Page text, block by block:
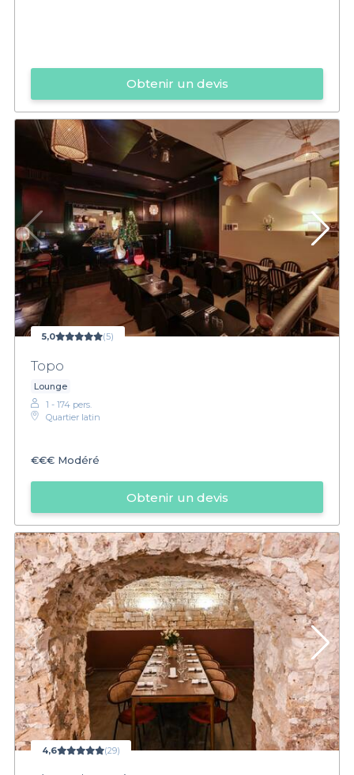
Obtenir un devis
5,0 (5)
Topo
Lounge
1 - 174 pers.
Quartier latin
€€€ Modéré
Obtenir un devis
4,6 (29)